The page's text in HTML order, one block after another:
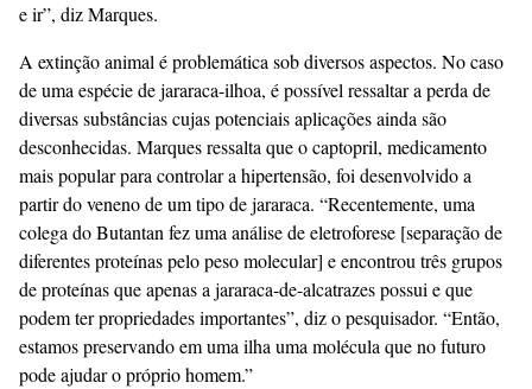
e ir”, diz Marques.
A extinção animal é problemática sob diversos aspectos. No caso
de uma espécie de jararaca-ilhoa, é possível ressaltar a perda de
diversas substâncias cujas potenciais aplicações ainda são
desconhecidas. Marques ressalta que o captopril, medicamento
mais popular para controlar a hipertensão, foi desenvolvido a
partir do veneno de um tipo de jararaca. “Recentemente, uma
colega do Butantan fez uma análise de eletroforese [separação de
diferentes proteínas pelo peso molecular] e encontrou três grupos
de proteínas que apenas a jararaca-de-alcatrazes possui e que
podem ter propriedades importantes”, diz o pesquisador. “Então,
estamos preservando em uma ilha uma molécula que no futuro
pode ajudar o próprio homem.”